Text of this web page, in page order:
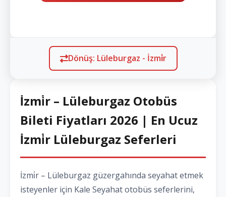
Dönüş: Lüleburgaz - İzmi̇r
İzmi̇r – Lüleburgaz Otobüs
Bileti Fiyatları 2026 | En Ucuz
İzmi̇r Lüleburgaz Seferleri
İzmi̇r – Lüleburgaz güzergahında seyahat etmek
isteyenler için Kale Seyahat otobüs seferlerini,